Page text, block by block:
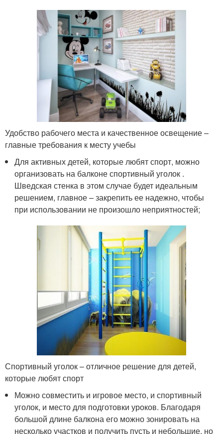
Удобство рабочего места и качественное освещение –
главные требования к месту учебы
Для активных детей, которые любят спорт, можно
организовать на балконе спортивный уголок .
Шведская стенка в этом случае будет идеальным
решением, главное – закрепить ее надежно, чтобы
при использовании не произошло неприятностей;
Спортивный уголок – отличное решение для детей,
которые любят спорт
Можно совместить и игровое место, и спортивный
уголок, и место для подготовки уроков. Благодаря
большой длине балкона его можно зонировать на
несколько участков и получить пусть и небольшие, но